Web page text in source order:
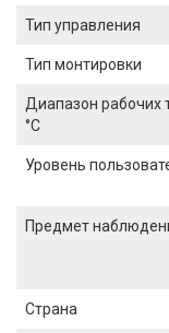
Тип управления
Тип монтировки
Диапазон рабочих
°С
Уровень
Предмет
Страна